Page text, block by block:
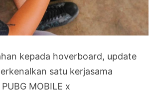
kepada hoverboard, update
satu kerjasama
MOBILE x